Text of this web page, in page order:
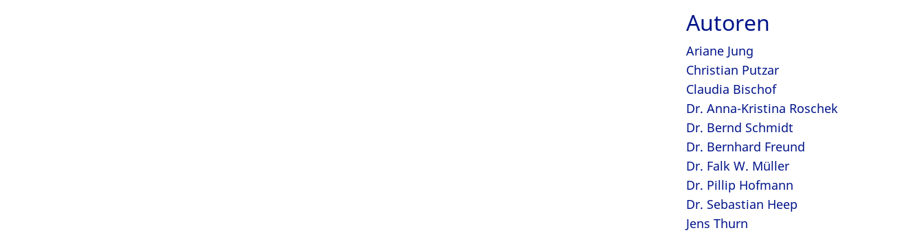
Autoren
Ariane Jung
Christian Putzar
Claudia Bischof
Dr. Anna-Kristina Roschek
Dr. Bernd Schmidt
Dr. Bernhard Freund
Dr. Falk W. Müller
Dr. Pillip Hofmann
Dr. Sebastian Heep
Jens Thurn